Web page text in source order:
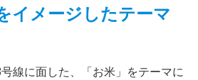
イメージしたテーマ
線に面した、「お米」をテーマに